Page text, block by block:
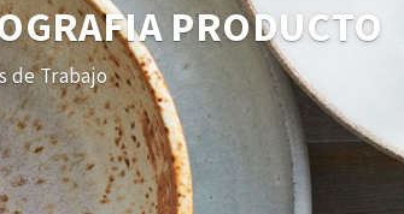
PRODUCTO
de Trabajo